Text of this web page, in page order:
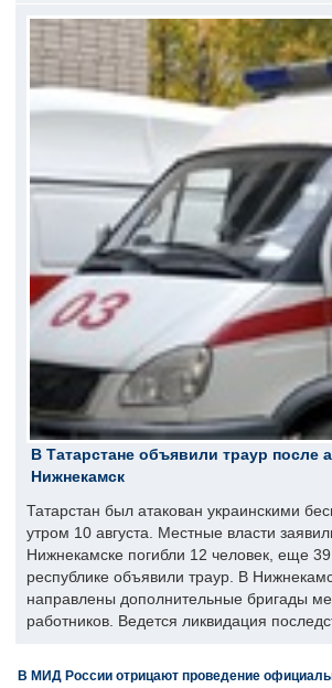
В Татарстане объявили траур после
Нижнекамск
Татарстан был атакован украинскими
утром 10 августа. Местные власти
Нижнекамске погибли 12 человек, еще
республике объявили траур. В
направлены дополнительные бригады
работников. Ведется ликвидация
В МИД России отрицают проведение